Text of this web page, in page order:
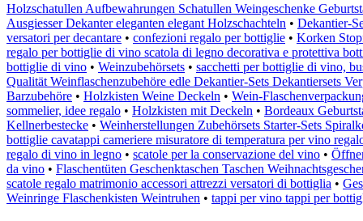
Holzschatullen Aufbewahrungen Schatullen Weingeschenke
Ausgiesser Dekanter eleganten elegant Holzschachteln • Dekantier-
versatori per decantare • confezioni regalo per bottiglie • Korken
regalo per bottiglie di vino scatola di legno decorativa e protettiva
bottiglie di vino • Weinzubehörsets • sacchetti per bottiglie di vino,
Qualität Weinflaschenzubehöre edle Dekantier-Sets Dekantiersets
Barzubehöre • Holzkisten Weine Deckeln • Wein-
sommelier, idee regalo • Holzkisten mit Deckeln • Bordeaux
Kellnerbestecke • Weinherstellungen Zubehörsets Starter-Sets
bottiglie cavatappi cameriere misuratore di temperatura per vino
regalo di vino in legno • scatole per la conservazione del vino •
da vino • Flaschentüten Geschenktaschen Taschen
scatole regalo matrimonio accessori attrezzi versatori di bottiglia •
Weinringe Flaschenkisten Weintruhen • tappi per vino tappi per